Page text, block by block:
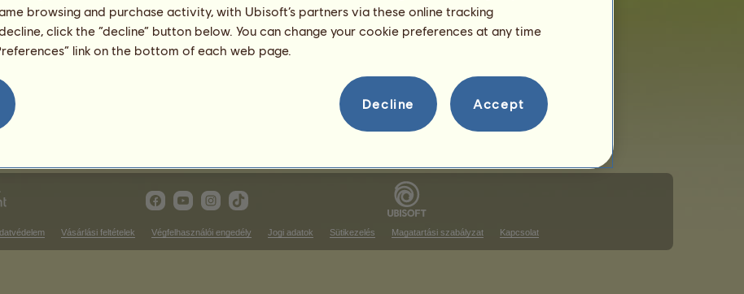
Nincs mit megjeleníteni ezen a rangsoron
Tereplovagló győzelmek
Díjlovagló győzelmek
Vásárlási feltételek Végfelhasználói engedély Jogi adatok Sütikezelés Magatartási szabályzat Kapcsolat
browsing and purchase activity, with Ubisoft’s partners via these online tracking
click the “decline” button below. You can change your cookie preferences at any time
link on the bottom of each web page.
Decline Accept